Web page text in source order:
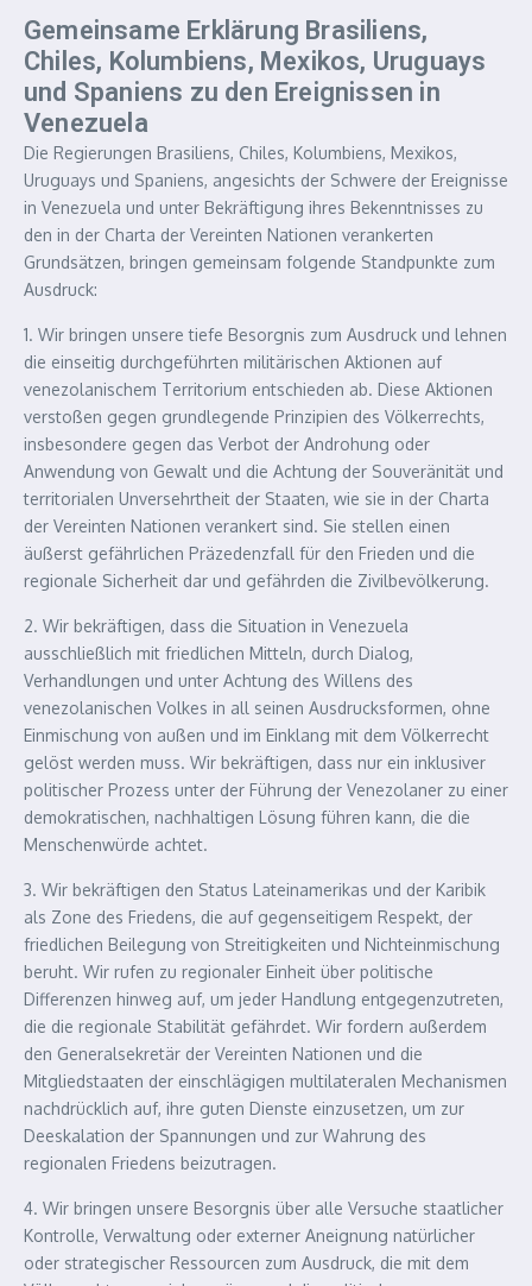
Gemeinsame Erklärung Brasiliens,
Chiles, Kolumbiens, Mexikos, Uruguays
und Spaniens zu den Ereignissen in
Venezuela
Die Regierungen Brasiliens, Chiles, Kolumbiens, Mexikos,
Uruguays und Spaniens, angesichts der Schwere der Ereignisse
in Venezuela und unter Bekräftigung ihres Bekenntnisses zu
den in der Charta der Vereinten Nationen verankerten
Grundsätzen, bringen gemeinsam folgende Standpunkte zum
Ausdruck:
1. Wir bringen unsere tiefe Besorgnis zum Ausdruck und lehnen
die einseitig durchgeführten militärischen Aktionen auf
venezolanischem Territorium entschieden ab. Diese Aktionen
verstoßen gegen grundlegende Prinzipien des Völkerrechts,
insbesondere gegen das Verbot der Androhung oder
Anwendung von Gewalt und die Achtung der Souveränität und
territorialen Unversehrtheit der Staaten, wie sie in der Charta
der Vereinten Nationen verankert sind. Sie stellen einen
äußerst gefährlichen Präzedenzfall für den Frieden und die
regionale Sicherheit dar und gefährden die Zivilbevölkerung.
2. Wir bekräftigen, dass die Situation in Venezuela
ausschließlich mit friedlichen Mitteln, durch Dialog,
Verhandlungen und unter Achtung des Willens des
venezolanischen Volkes in all seinen Ausdrucksformen, ohne
Einmischung von außen und im Einklang mit dem Völkerrecht
gelöst werden muss. Wir bekräftigen, dass nur ein inklusiver
politischer Prozess unter der Führung der Venezolaner zu einer
demokratischen, nachhaltigen Lösung führen kann, die die
Menschenwürde achtet.
3. Wir bekräftigen den Status Lateinamerikas und der Karibik
als Zone des Friedens, die auf gegenseitigem Respekt, der
friedlichen Beilegung von Streitigkeiten und Nichteinmischung
beruht. Wir rufen zu regionaler Einheit über politische
Differenzen hinweg auf, um jeder Handlung entgegenzutreten,
die die regionale Stabilität gefährdet. Wir fordern außerdem
den Generalsekretär der Vereinten Nationen und die
Mitgliedstaaten der einschlägigen multilateralen Mechanismen
nachdrücklich auf, ihre guten Dienste einzusetzen, um zur
Deeskalation der Spannungen und zur Wahrung des
regionalen Friedens beizutragen.
4. Wir bringen unsere Besorgnis über alle Versuche staatlicher
Kontrolle, Verwaltung oder externer Aneignung natürlicher
oder strategischer Ressourcen zum Ausdruck, die mit dem